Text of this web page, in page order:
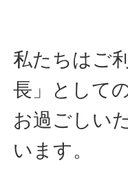
私たちはご
長」として
お過ごしい
います。